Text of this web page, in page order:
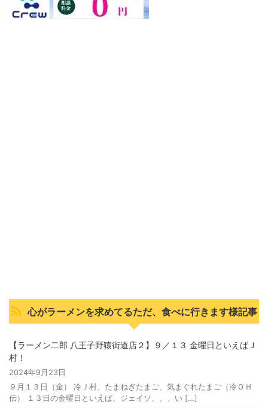
心がラーメンを求めてるただ、食べに行きます様記事
【ラーメン二郎 八王子野猿街道店２】９／１３ 金曜日といえばＪ
村！
2024年9月23日
９月１３日（金） 冷Ｊ村、たまねぎたまご、気まぐれたまご（冷ＯＨ
伝） １３日の金曜日といえば、ジェイソ、、、い […]